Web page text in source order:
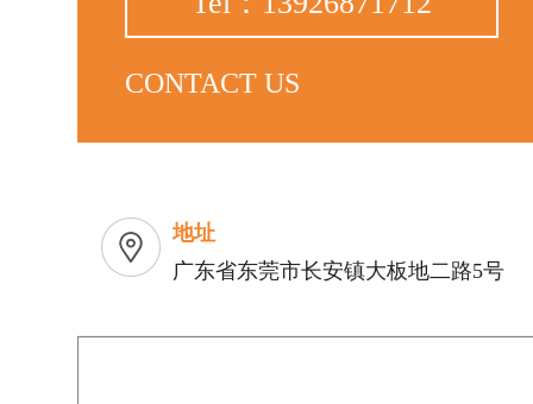
CONTACT US
地址
广东省东莞市长安镇大板地二路5号